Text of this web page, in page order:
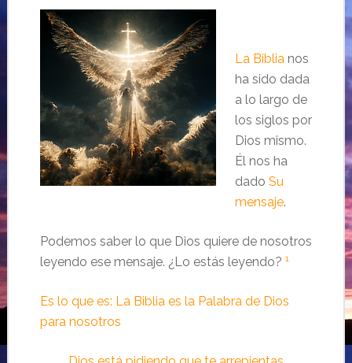
La Biblianos
ha sido dada
a lo largo de
los siglos por
Dios mismo.
Él nos ha
dado Su
mensaje.
Podemos saber lo que Dios quiere de nosotros
leyendo ese mensaje. ¿Lo estás leyendo? 1
Es lo que es: La Biblia es la Palabra de Dios
para nosotros